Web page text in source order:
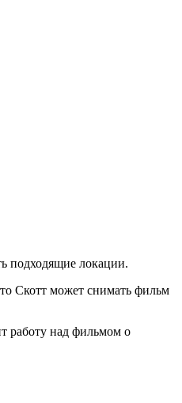
подходящие локации.
Скотт может снимать фильм
работу над фильмом о